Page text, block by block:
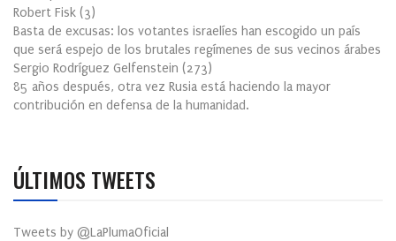
Robert Fisk (3)
Basta de excusas: los votantes israelíes han escogido un país
que será espejo de los brutales regímenes de sus vecinos árabes
Sergio Rodríguez Gelfenstein (273)
85 años después, otra vez Rusia está haciendo la mayor
contribución en defensa de la humanidad.
ÚLTIMOS TWEETS
Tweets by @LaPlumaOficial